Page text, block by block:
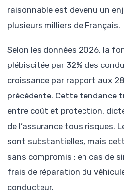
raisonnable est devenu un
plusieurs milliers de Français.
Selon les données 2026, la
plébiscitée par 32% des
croissance par rapport aux
précédente. Cette tendance
entre coût et protection,
de l’assurance tous risques.
sont substantielles, mais
sans compromis : en cas de
frais de réparation du
conducteur.